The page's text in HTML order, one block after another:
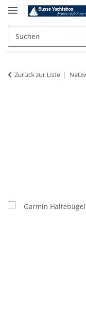
Zurück zur Liste